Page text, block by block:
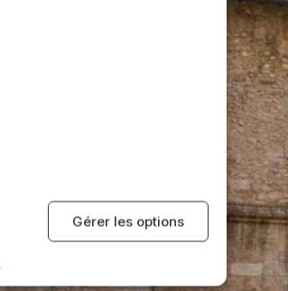
Gérer les options